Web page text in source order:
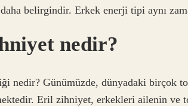
belirgindir. Erkek enerji tipi aynı
nedir?
nedir? Günümüzde, dünyadaki birçok
Eril zihniyet, erkekleri ailenin ve